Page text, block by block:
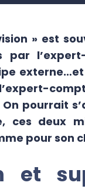
» est
par
pourrait
ces deux
pour son
et